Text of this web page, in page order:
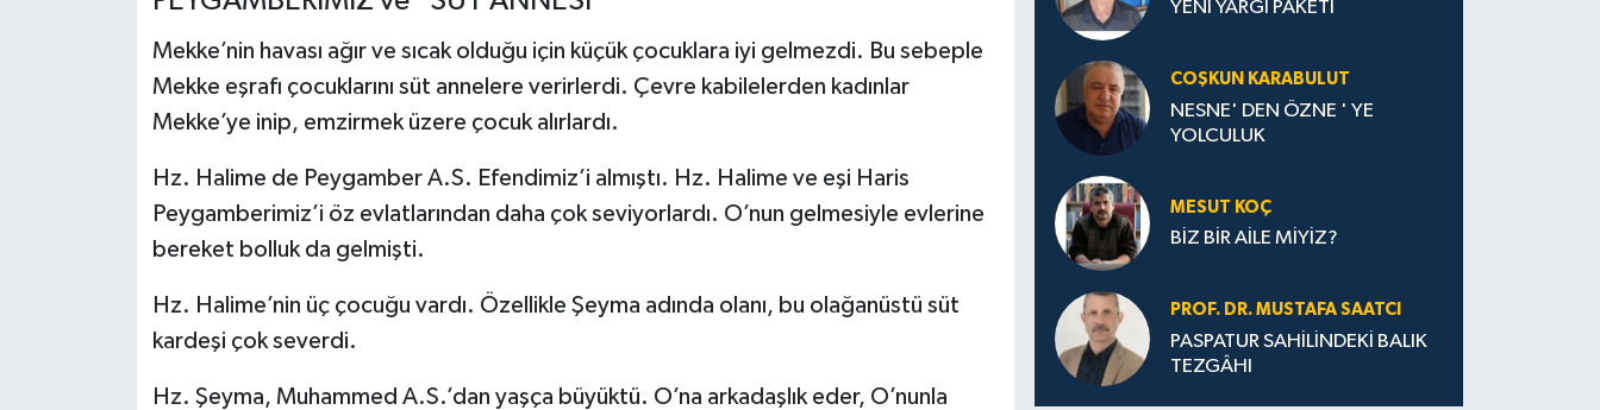
Mekke’nin havası ağır ve sıcak olduğu için küçük çocuklara iyi gelmezdi. Bu sebeple
Mekke eşrafı çocuklarını süt annelere verirlerdi. Çevre kabilelerden kadınlar
Mekke’ye inip, emzirmek üzere çocuk alırlardı.
Hz. Halime de Peygamber A.S. Efendimiz’i almıştı. Hz. Halime ve eşi Haris
Peygamberimiz’i öz evlatlarından daha çok seviyorlardı. O’nun gelmesiyle evlerine
bereket bolluk da gelmişti.
Hz. Halime’nin üç çocuğu vardı. Özellikle Şeyma adında olanı, bu olağanüstü süt
kardeşi çok severdi.
Hz. Şeyma, Muhammed A.S.’dan yaşça büyüktü. O’na arkadaşlık eder, O’nunla
YENİ YARGI PAKETİ
COŞKUN KARABULUT
NESNE' DEN ÖZNE ' YE
YOLCULUK
MESUT KOÇ
BİZ BİR AİLE MİYİZ?
PROF. DR. MUSTAFA SAATCI
PASPATUR SAHİLİNDEKİ BALIK
TEZGÂHI